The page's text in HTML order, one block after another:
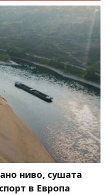
ниво, сушата
в Европа